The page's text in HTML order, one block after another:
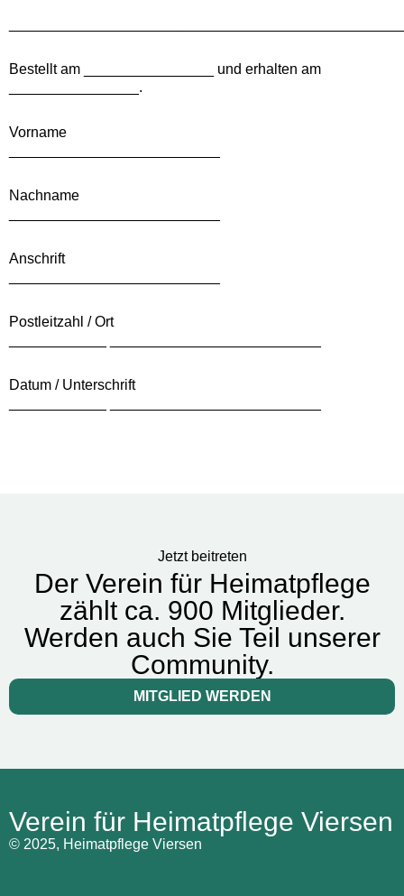
Bestellt am ________________ und erhalten am
________________.
Vorname
Nachname
Anschrift
Postleitzahl / Ort
Datum / Unterschrift
Jetzt beitreten
Der Verein für Heimatpflege
zählt ca. 900 Mitglieder.
Werden auch Sie Teil unserer
Community.
MITGLIED WERDEN
Verein für Heimatpflege Viersen
© 2025, Heimatpflege Viersen